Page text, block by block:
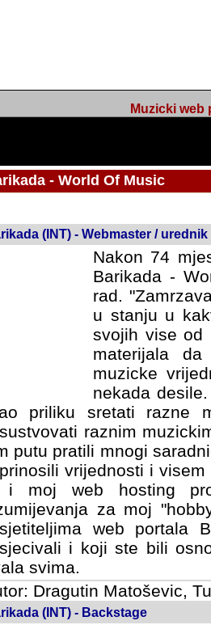
Muzicki web
- World Of Music
(INT) - Webmaster / urednik
Nakon 74
Barikada -
rad.
u stanju u
svojih vise od
materijala
muzicke
nekada
priliku sretati razne
raznim
putu pratili mnogi
vrijednosti i
moj web hosting
za moj
web portala
i koji ste bili
svima.
Dragutin Matoševic,
(INT) - Backstage